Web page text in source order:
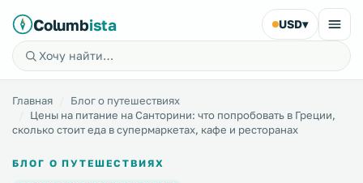
Columbista USD▾
Главная
Блог о путешествиях
Цены на питание на Санторини: что попробовать в Греции,
сколько стоит еда в супермаркетах, кафе и ресторанах
БЛОГ О ПУТЕШЕСТВИЯХ